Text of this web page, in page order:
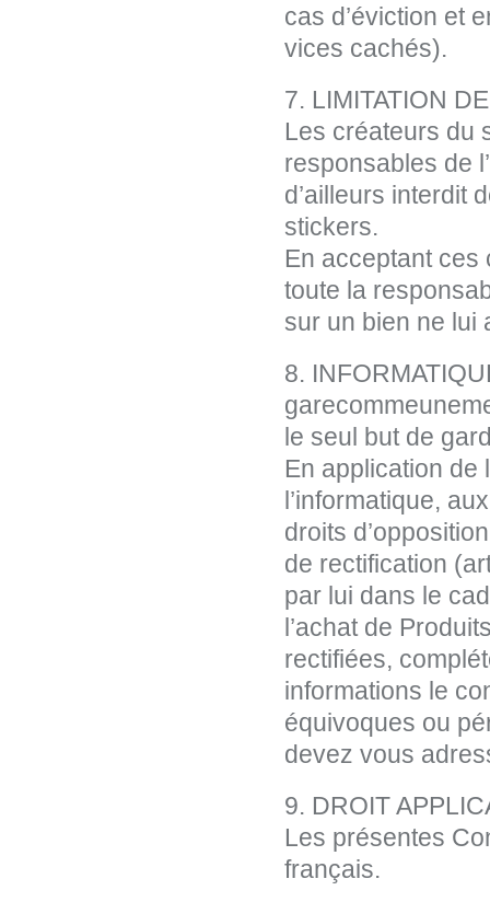
cas d’éviction et
vices cachés).
7. LIMITATION
Les créateurs du
responsables de
d’ailleurs interdit
stickers.
En acceptant ces
toute la
sur un bien ne lui
8.
le seul but de
En application de
l’informatique,
droits
de rectification
par lui dans le
l’achat de
rectifiées,
informations le
équivoques ou
devez vous
9. DROIT
Les présentes
français.